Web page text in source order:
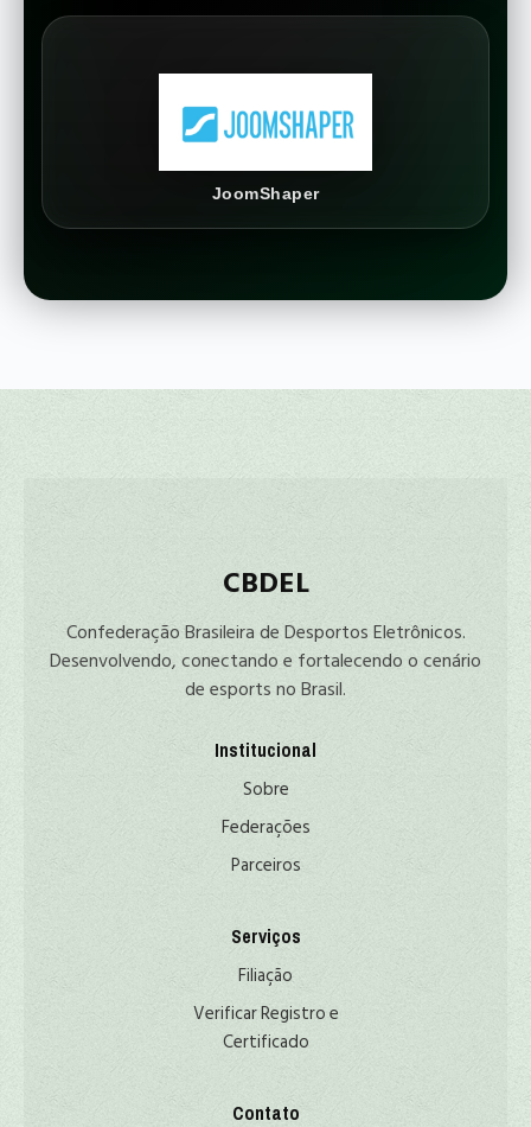
JoomShaper
CBDEL
Confederação Brasileira de Desportos Eletrônicos.
Desenvolvendo, conectando e fortalecendo o cenário
de esports no Brasil.
Institucional
Sobre
Federações
Parceiros
Serviços
Filiação
Verificar Registro e
Certificado
Contato